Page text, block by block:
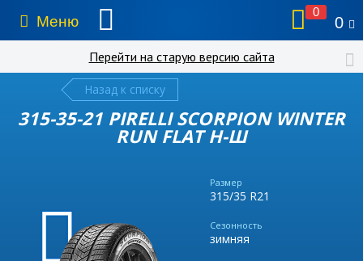
Меню
0
0
Перейти на старую версию сайта
Назад к списку
315-35-21 PIRELLI SCORPION WINTER
RUN FLAT Н-Ш
Размер
315/35 R21
Сезонность
зимняя